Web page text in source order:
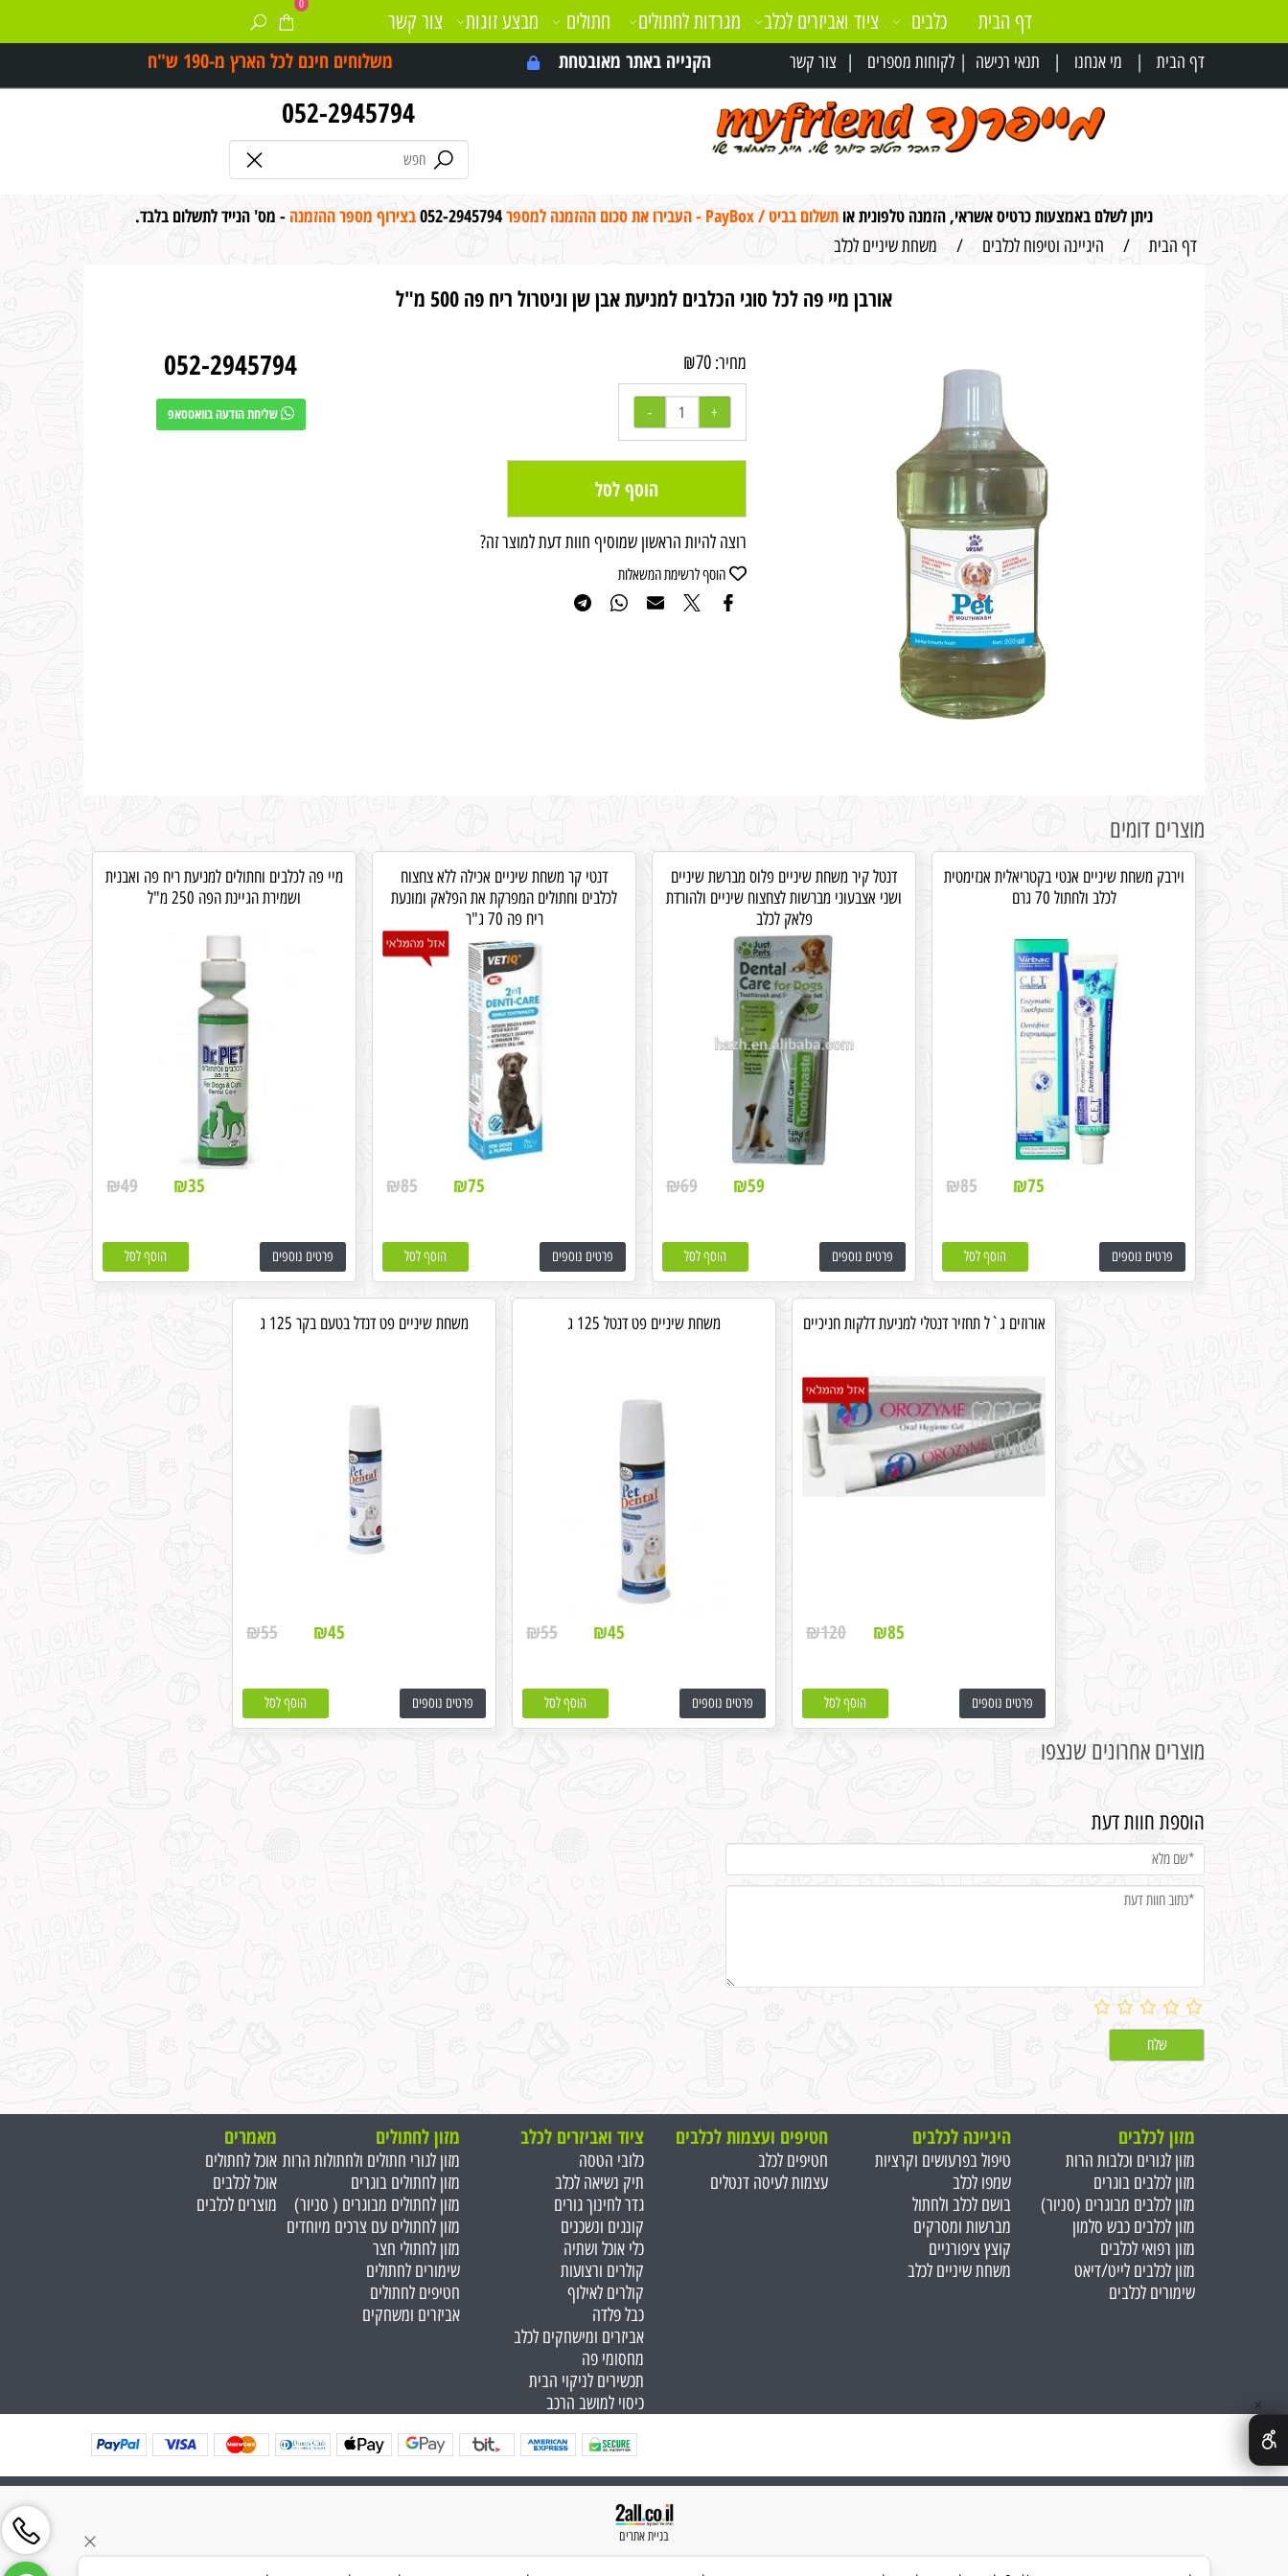
דף הבית | מי אנחנו | תנאי רכישה | לקוחות מספרים | צור קשר הקנייה באתר מאובטחת משלוחים חינם לכל הארץ מ-190 ש"ח
052-2945794
0
דף הבית כלבים ציוד ואביזרים לכלב מגרדות לחתולים חתולים מבצע זוגות צור קשר
ניתן לשלם באמצעות כרטיס אשראי, הזמנה טלפונית או תשלום בביט / PayBox - העבירו את סכום ההזמנה למספר 052-2945794בצירוף מספר ההזמנה - מס' הנייד לתשלום בלבד.
דף הבית / היגיינה וטיפוח לכלבים / משחת שיניים לכלב
אורבן מיי פה לכל סוגי הכלבים למניעת אבן שן וניטרול ריח פה 500 מ"ל
מחיר: ₪70
הוסף לסל
רוצה להיות הראשון שמוסיף חוות דעת למוצר זה?
הוסף לרשימת המשאלות
052-2945794
שליחת הודעה בוואטסאפ
מוצרים דומים
וירבק משחת שיניים אנטי בקטריאלית אנזימטית
לכלב ולחתול 70 גרם
₪85 ₪75
פרטים נוספים הוסף לסל
דנטל קיר משחת שיניים פלוס מברשת שיניים
ושני אצבעוני מברשות לצחצוח שיניים ולהורדת
פלאק לכלב
₪69 ₪59
פרטים נוספים הוסף לסל
דנטי קר משחת שיניים אכילה ללא צחצוח
לכלבים וחתולים המפרקת את הפלאק ומונעת
ריח פה 70 ג"ר
₪85 ₪75
פרטים נוספים הוסף לסל
מיי פה לכלבים וחתולים למניעת ריח פה ואבנית
ושמירת הגיינת הפה 250 מ"ל
₪49 ₪35
פרטים נוספים הוסף לסל
אורוזים ג`ל תחזיר דנטלי למניעת דלקות חניכיים
₪120 ₪85
פרטים נוספים הוסף לסל
משחת שיניים פט דנטל 125 ג
₪55 ₪45
פרטים נוספים הוסף לסל
משחת שיניים פט דנדל בטעם בקר 125 ג
₪55 ₪45
פרטים נוספים הוסף לסל
מוצרים אחרונים שנצפו
הוספת חוות דעת
מזון לכלבים
מזון לגורים וכלבות הרות
מזון לכלבים בוגרים
מזון לכלבים מבוגרים (סניור)
מזון לכלבים כבש סלמון
מזון רפואי לכלבים
מזון לכלבים לייט/דיאט
שימורים לכלבים
היגיינה לכלבים
טיפול בפרעושים וקרציות
שמפו לכלב
בושם לכלב ולחתול
מברשות ומסרקים
קוצץ ציפורניים
משחת שיניים לכלב
חטיפים ועצמות לכלבים
חטיפים לכלב
עצמות לעיסה דנטלים
ציוד ואביזרים לכלב
כלובי הטסה
תיק נשיאה לכלב
גדר לחינוך גורים
קונגים ונשכנים
כלי אוכל ושתיה
קולרים ורצועות
קולרים לאילוף
כבל פלדה
אביזרים ומישחקים לכלב
מחסומי פה
תכשירים לניקוי הבית
כיסוי למושב הרכב
מזון לחתולים
מזון לגורי חתולים ולחתולות הרות
מזון לחתולים בוגרים
מזון לחתולים מבוגרים ( סניור)
מזון לחתולים עם צרכים מיוחדים
מזון לחתולי חצר
שימורים לחתולים
חטיפים לחתולים
אביזרים ומשחקים
מאמרים
אוכל לחתולים
אוכל לכלבים
מוצרים לכלבים
בניית אתרים
✕